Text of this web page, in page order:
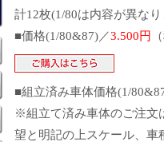
計12枚(1/80は内容が異な
■価格(1/80&87)／3.500円
■組立済み車体価格(1/
※組立て済み車体のご注文
望と明記の上スケール、車